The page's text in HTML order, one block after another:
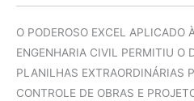
O PODEROSO EXCEL APLICADO
ENGENHARIA CIVIL PERMITIU O
PLANILHAS EXTRAORDINÁRIAS
CONTROLE DE OBRAS E